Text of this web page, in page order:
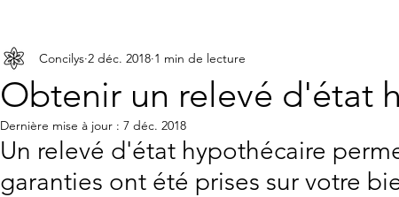
Obtenir un relevé d'état
Concilys 2 déc. 2018 1 min de lecture
Dernière mise à jour : 7 déc. 2018
Un relevé d'état hypothécaire
garanties ont été prises sur votre